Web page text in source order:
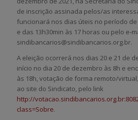
de inscrição assinada pelos/as
funcionará nos dias úteis no período
e das 13h30min às 17 horas ou pelo e-
sindibancarios@sindibancarios.org.br.
A eleição ocorrerá nos dias 20 e 21 de
início no dia 20 de dezembro às 8h e
às 18h, votação de forma remoto/
ao site do Sindicato, pelo link
http://
class=Sobre.